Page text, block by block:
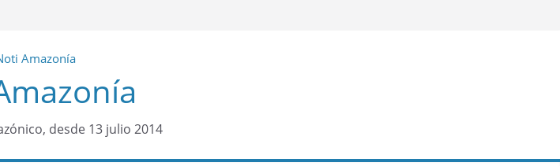
desde 13 julio 2014